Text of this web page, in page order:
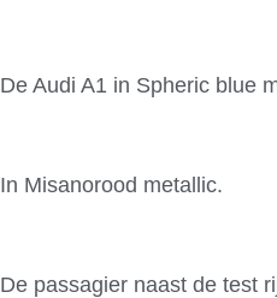
De Audi A1 in Spheric blue
In Misanorood metallic.
De passagier naast de test